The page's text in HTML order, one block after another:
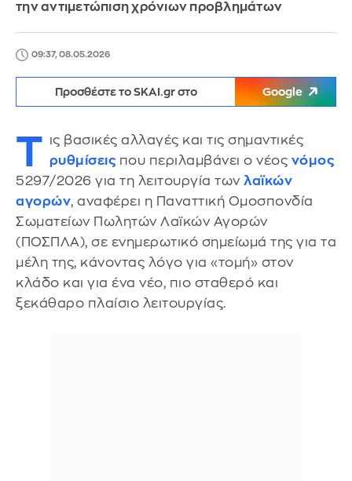
την αντιμετώπιση χρόνιων προβλημάτων
09:37, 08.05.2026
Προσθέστε το SKAI.gr στο Google
Τ ις βασικές αλλαγές και τις σημαντικές
ρυθμίσεις που περιλαμβάνει ο νέος νόμος
5297/2026 για τη λειτουργία των λαϊκών
αγορών, αναφέρει η Παναττική Ομοσπονδία
Σωματείων Πωλητών Λαϊκών Αγορών
(ΠΟΣΠΛΑ), σε ενημερωτικό σημείωμά της για τα
μέλη της, κάνοντας λόγο για «τομή» στον
κλάδο και για ένα νέο, πιο σταθερό και
ξεκάθαρο πλαίσιο λειτουργίας.